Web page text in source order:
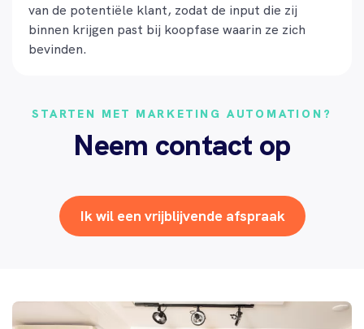
van de potentiële klant, zodat de input die zij
binnen krijgen past bij koopfase waarin ze zich
bevinden.
STARTEN MET MARKETING AUTOMATION?
Neem contact op
Ik wil een vrijblijvende afspraak